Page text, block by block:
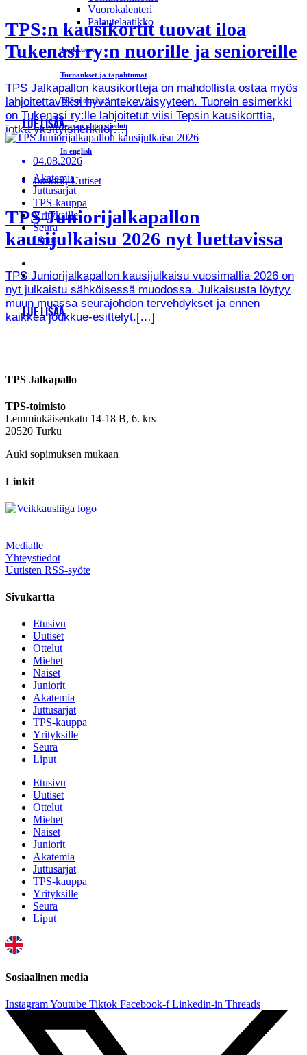
Vuorokalenteri
Palautelaatikko
Joukkueet
Turnaukset ja tapahtumat
TPS:n ottelut
Seuran yhteystiedot
In english
Akatemia
Juttusarjat
TPS-kauppa
Yrityksille
Seura
Liput
TPS:n kausikortit tuovat iloa
Tukenasi ry:n nuorille ja senioreille
TPS Jalkapallon kausikortteja on mahdollista ostaa myös
lahjoitettavaksi hyväntekeväisyyteen. Tuorein esimerkki
on Tukenasi ry:lle lahjoitetut viisi Tepsin kausikorttia,
jotka yksityishenkilö[…]
LUE LISÄÄ
04.08.2026
Juniorit, Uutiset
TPS Juniorijalkapallon
kausijulkaisu 2026 nyt luettavissa
TPS Juniorijalkapallon kausijulkaisu vuosimallia 2026 on
nyt julkaistu sähköisessä muodossa. Julkaisusta löytyy
muun muassa seurajohdon tervehdykset ja ennen
kaikkea joukkue-esittelyt.[…]
LUE LISÄÄ
TPS Jalkapallo
TPS-toimisto
Lemminkäisenkatu 14-18 B, 6. krs
20520 Turku
Auki sopimuksen mukaan
Linkit
Medialle
Yhteystiedot
Uutisten RSS-syöte
Sivukartta
Etusivu
Uutiset
Ottelut
Miehet
Naiset
Juniorit
Akatemia
Juttusarjat
TPS-kauppa
Yrityksille
Seura
Liput
Etusivu
Uutiset
Ottelut
Miehet
Naiset
Juniorit
Akatemia
Juttusarjat
TPS-kauppa
Yrityksille
Seura
Liput
Sosiaalinen media
InstagramYoutube Tiktok Facebook-f Linkedin-in Threads